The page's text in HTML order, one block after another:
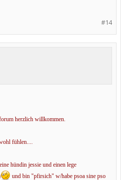
#14
herzlich willkommen.
fühlen....
hündin jessie und einen lege
und bin "pfirsich" w/habe psoa sine pso